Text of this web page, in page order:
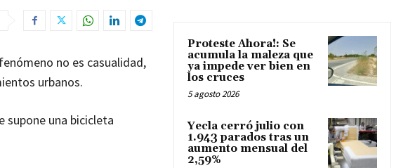
no es casualidad,
urbanos.
supone una bicicleta
Proteste Ahora!: Se
acumula la maleza que
ya impede ver bien en
los cruces
5 agosto 2026
Yecla cerró julio con
1.943 parados tras un
aumento mensual del
2,59%